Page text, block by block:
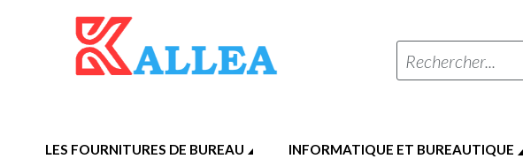
Rechercher...
LES FOURNITURES DE BUREAU INFORMATIQUE ET BUREAUTIQUE